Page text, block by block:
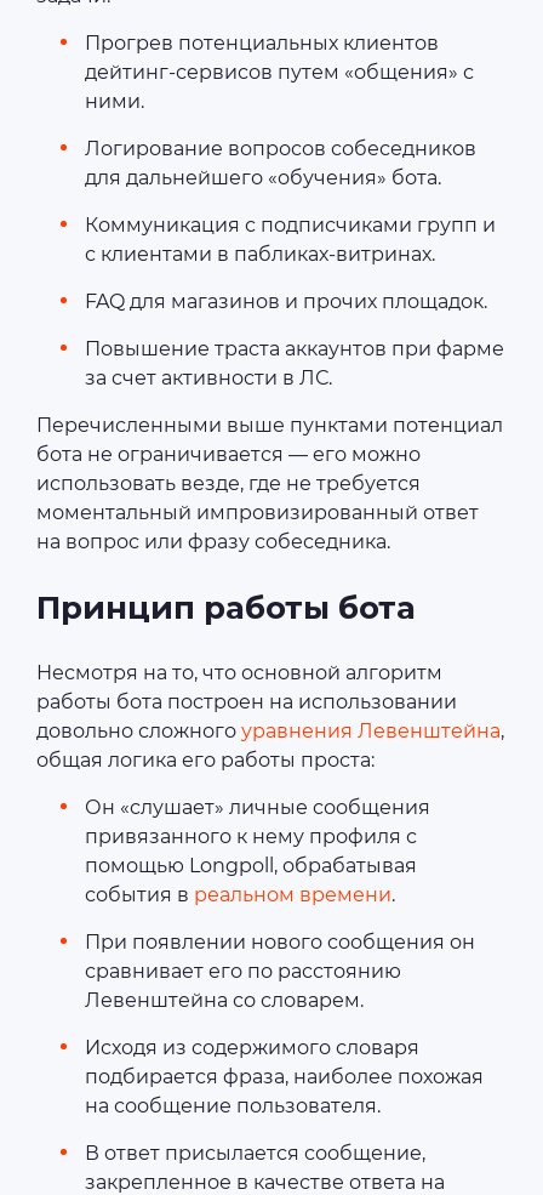
Прогрев потенциальных клиентов
дейтинг-сервисов путем «общения» с
ними.
Логирование вопросов собеседников
для дальнейшего «обучения» бота.
Коммуникация с подписчиками групп и
с клиентами в пабликах-витринах.
FAQ для магазинов и прочих площадок.
Повышение траста аккаунтов при фарме
за счет активности в ЛС.
Перечисленными выше пунктами потенциал
бота не ограничивается — его можно
использовать везде, где не требуется
моментальный импровизированный ответ
на вопрос или фразу собеседника.
Принцип работы бота
Несмотря на то, что основной алгоритм
работы бота построен на использовании
довольно сложного уравнения Левенштейна,
общая логика его работы проста:
Он «слушает» личные сообщения
привязанного к нему профиля с
помощью Longpoll, обрабатывая
события в реальном времени.
При появлении нового сообщения он
сравнивает его по расстоянию
Левенштейна со словарем.
Исходя из содержимого словаря
подбирается фраза, наиболее похожая
на сообщение пользователя.
В ответ присылается сообщение,
закрепленное в качестве ответа на